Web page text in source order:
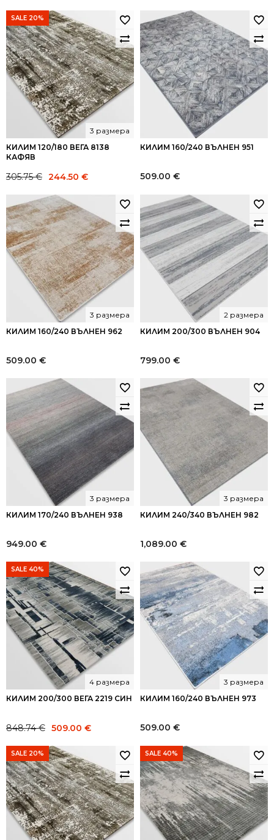
was:
305.75 €.
is:
183.00 €.
was:
196.34 €.
118.00 €.
SALE 20%
КИЛИМ 120/180 ВЕГА 8138
КАФЯВ
3 размера
305.75€
Original
was:
305.75 €.
244.50 €
Current
244.50 €.
КИЛИМ 160/240 ВЪЛНЕН 951
509.00 €
КИЛИМ 160/240 ВЪЛНЕН 962
3 размера
509.00 €
КИЛИМ 200/300 ВЪЛНЕН 904
2 размера
799.00 €
КИЛИМ 170/240 ВЪЛНЕН 938
3 размера
949.00 €
КИЛИМ 240/340 ВЪЛНЕН 982
3 размера
1,089.00 €
SALE 40%
КИЛИМ 200/300 ВЕГА 2219 СИН
4 размера
848.74€
Original
was:
848.74 €.
509.00 €
Current
is:
509.00 €.
КИЛИМ 160/240 ВЪЛНЕН 973
3 размера
509.00 €
SALE 20% SALE 40%